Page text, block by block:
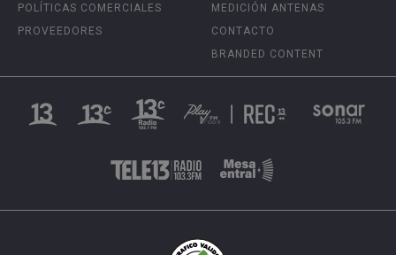
POLÍTICAS COMERCIALES
PROVEEDORES
MEDICIÓN ANTENAS
CONTACTO
BRANDED CONTENT